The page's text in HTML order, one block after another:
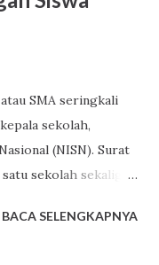
SMA seringkali
sekolah,
(NISN). Surat
sekolah sekaligus
Surat
BACA SELENGKAPNYA